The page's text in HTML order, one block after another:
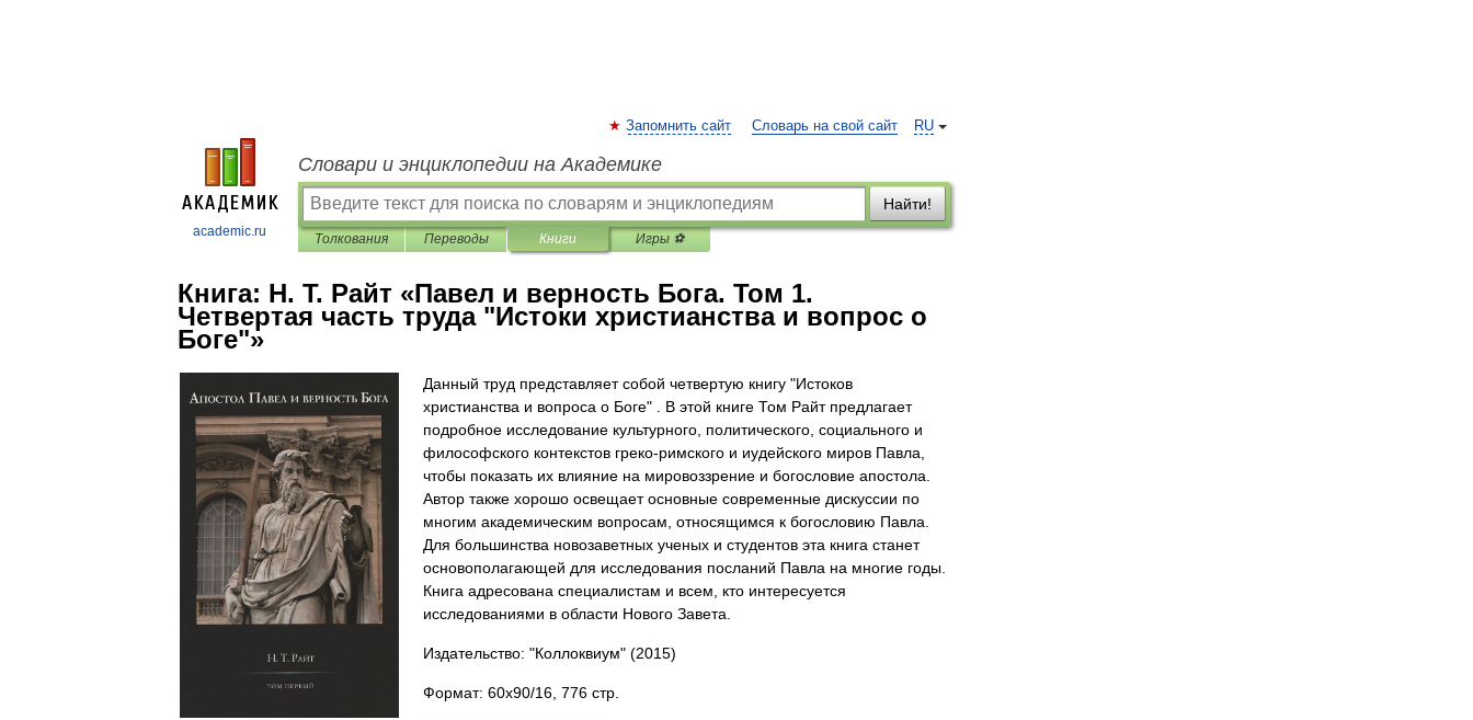
academic.ru
RU
Запомнить сайт Словарь на свой сайт
Словари и энциклопедии на Академике
Найти!
Толкования Переводы Книги Игры ⚽
Книга: Н. Т. Райт «Павел и верность Бога. Том 1.
Четвертая часть труда "Истоки христианства и вопрос о
Боге"»
Данный труд представляет собой четвертую книгу "Истоков
христианства и вопроса о Боге" . В этой книге Том Райт предлагает
подробное исследование культурного, политического, социального и
философского контекстов греко-римского и иудейского миров Павла,
чтобы показать их влияние на мировоззрение и богословие апостола.
Автор также хорошо освещает основные современные дискуссии по
многим академическим вопросам, относящимся к богословию Павла.
Для большинства новозаветных ученых и студентов эта книга станет
основополагающей для исследования посланий Павла на многие годы.
Книга адресована специалистам и всем, кто интересуется
исследованиями в области Нового Завета.
Издательство: "Коллоквиум" (2015)
Формат: 60x90/16, 776 стр.